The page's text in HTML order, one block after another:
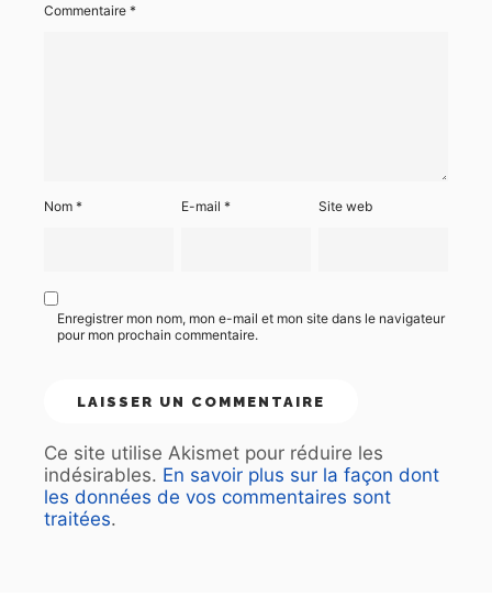
Commentaire *
Nom * E-mail* Site web
Enregistrer mon nom, mon e-mail et mon site dans le navigateur
pour mon prochain commentaire.
Ce site utilise Akismet pour réduire les
indésirables. En savoir plus sur la façon dont
les données de vos commentaires sont
traitées.